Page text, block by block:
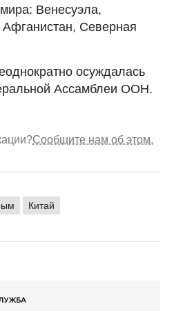
Венесуэла,
Северная
осуждалась
Ассамблеи ООН.
Сообщите нам об этом.
Китай